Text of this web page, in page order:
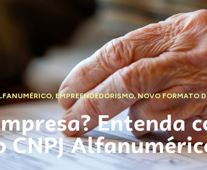
, EMPREENDEDORISMO,NOVO FORMATO
Entenda